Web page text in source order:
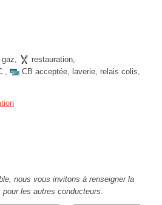
gaz, restauration,
, CB acceptée, laverie, relais colis,
nous vous invitons à renseigner la
les autres conducteurs.